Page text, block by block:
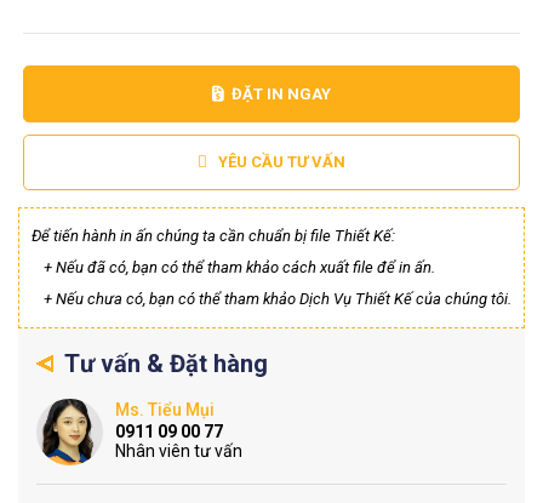
ĐẶT IN NGAY
YÊU CẦU TƯ VẤN
Để tiến hành in ấn chúng ta cần chuẩn bị file Thiết Kế:
+ Nếu đã có, bạn có thể tham khảo cách xuất file để in ấn.
+ Nếu chưa có, bạn có thể tham khảo Dịch Vụ Thiết Kế của chúng tôi.
Tư vấn & Đặt hàng
Ms. Tiểu Mụi
0911 09 00 77
Nhân viên tư vấn